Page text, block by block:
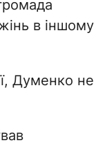
в іншому
Думенко не